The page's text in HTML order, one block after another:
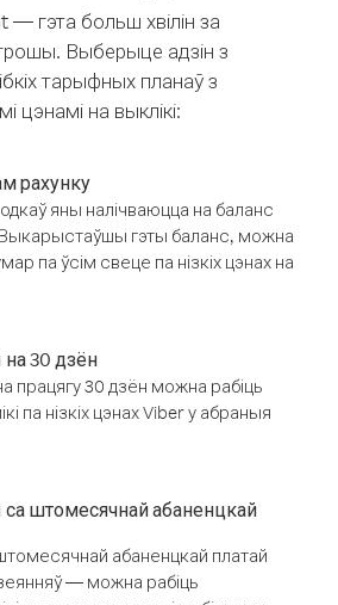
— гэта больш хвілін за
Выберыце адзін з
тарыфных планаў з
цэнамі на выклікі:
рахунку
яны налічваюцца на баланс
гэты баланс, можна
па ўсім свеце па нізкіх цэнах на
30 дзён
працягу 30 дзён можна рабіць
па нізкіх цэнах Viber у абраныя
штомесячнай абаненцкай
абаненцкай платай
— можна рабіць